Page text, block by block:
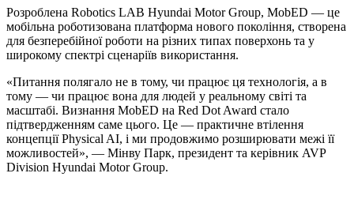
Розроблена Robotics LAB Hyundai Motor Group, MobED — це
мобільна роботизована платформа нового покоління, створена
для безперебійної роботи на різних типах поверхонь та у
широкому спектрі сценаріїв використання.
«Питання полягало не в тому, чи працює ця технологія, а в
тому — чи працює вона для людей у реальному світі та
масштабі. Визнання MobED на Red Dot Award стало
підтвердженням саме цього. Це — практичне втілення
концепції Physical AI, і ми продовжимо розширювати межі її
можливостей», — Мінву Парк, президент та керівник AVP
Division Hyundai Motor Group.